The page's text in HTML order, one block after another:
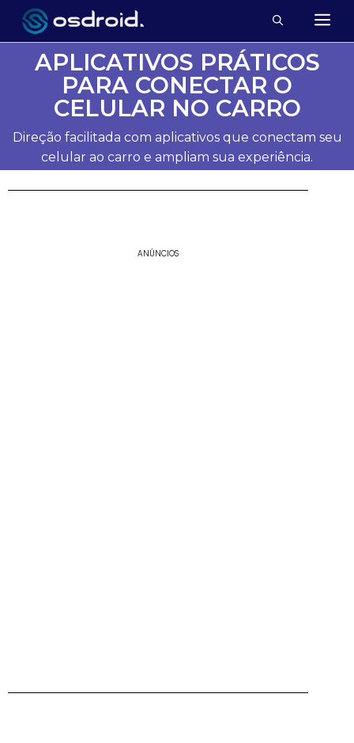
APLICATIVOS PRÁTICOS
PARA CONECTAR O
CELULAR NO CARRO
Direção facilitada com aplicativos que conectam seu
celular ao carro e ampliam sua experiência.
ANÚNCIOS